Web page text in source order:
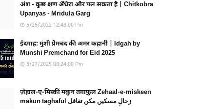
अंश - कुछ क्षण अँधेरा और पल सकता है | Chitkobra
Upanyas - Mridula Garg
5/25/2022 12:43:00 Pm
ईदगाह: मुंशी प्रेमचंद की अमर कहानी | Idgah by
Munshi Premchand for Eid 2025
3/27/2025 08:24:00 Pm
ज़ेहाल-ए-मिस्कीं मकुन तग़ाफ़ुल Zehaal-e-miskeen
makun taghaful زحالِ مسکیں مکن تغافل